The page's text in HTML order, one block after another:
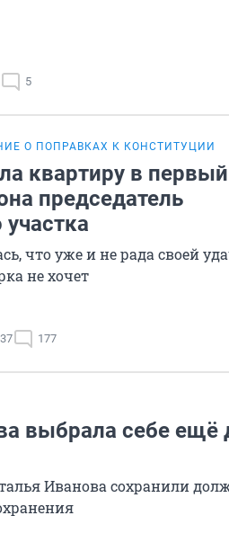
5
О ПОПРАВКАХ К КОНСТИТУЦИИ
квартиру в
председатель
участка
что уже и не рада своей
не хочет
177
выбрала себе ещё
Иванова сохранили